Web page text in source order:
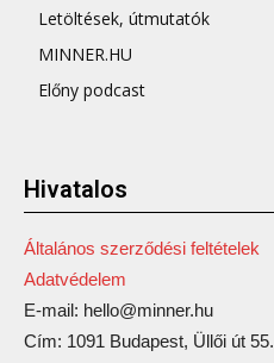
Letöltések, útmutatók
MINNER.HU
Előny podcast
Hivatalos
Általános szerződési feltételek
Adatvédelem
E-mail: hello@minner.hu
Cím: 1091 Budapest, Üllői út 55.